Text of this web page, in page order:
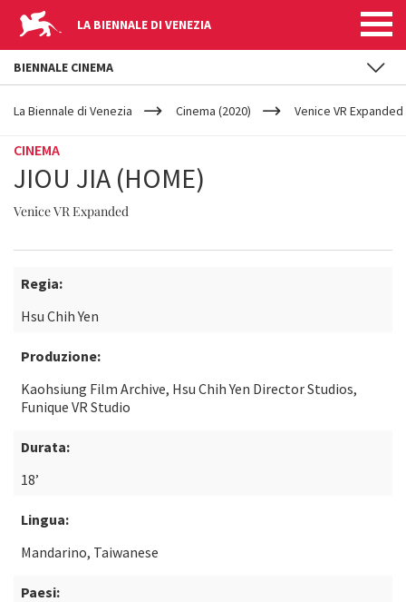
LA BIENNALE DI VENEZIA
YOUR
ARE
La Biennale di Venezia Cinema (2020) Venice VR Expanded
CINEMA
JIOU JIA (HOME)
Venice VR Expanded
Regia:
Hsu Chih Yen
Produzione:
Kaohsiung Film Archive, Hsu Chih Yen Director Studios,
Funique VR Studio
Durata:
18’
Lingua:
Mandarino, Taiwanese
Paesi:
BIENNALE CINEMA